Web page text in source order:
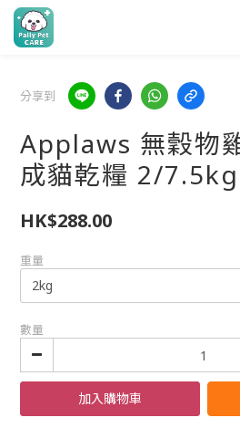
分享到
Applaws 無穀物
成貓乾糧 2/7.5kg
HK$288.00
重量
數量
加入購物車